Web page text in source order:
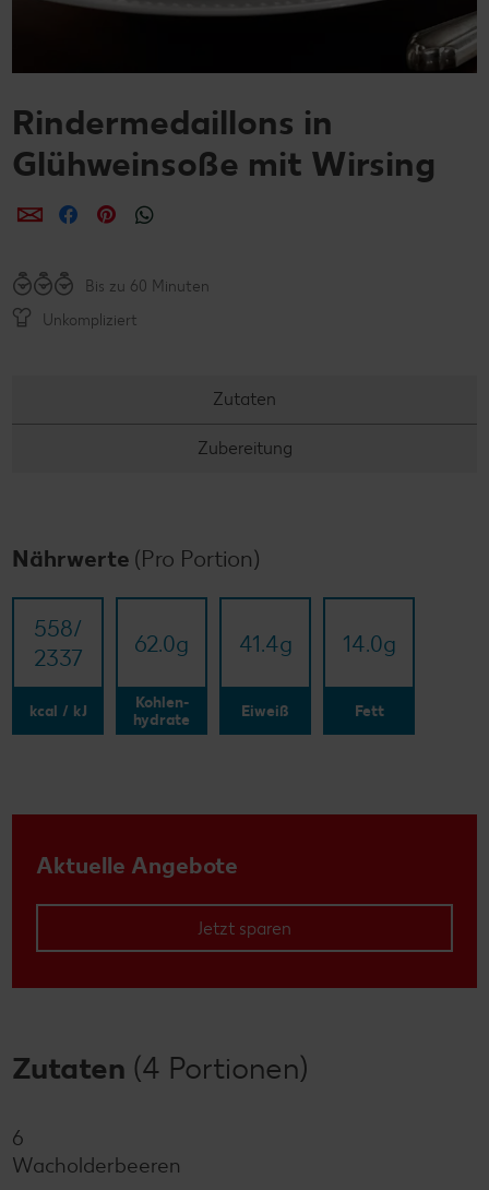
Rindermedaillons in
Glühweinsoße mit Wirsing
per E-Mail teilen
per Facebook teilen
per Pinterest teilen
Bis zu 60 Minuten
Unkompliziert
Zutaten
Zubereitung
Nährwerte (Pro Portion)
558/​
2337
kcal / kJ
62.0g
Kohlen-
hydrate
41.4g
Eiweiß
14.0g
Fett
Aktuelle Angebote
Jetzt sparen
Zutaten (4 Portionen)
6
Wacholderbeeren